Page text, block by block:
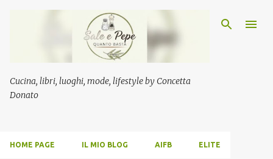
Passa ai contenuti principali
Cucina, libri, luoghi, mode, lifestyle by Concetta
Donato
HOME PAGE IL MIO BLOG AIFB ELITE